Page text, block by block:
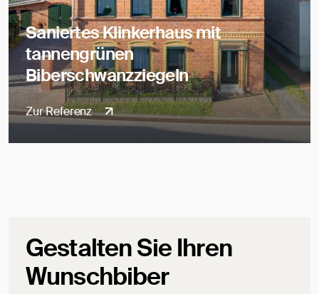
Saniertes Klinkerhaus mit
tannengrünen
Biberschwanzziegeln
Zur Referenz
Gestalten Sie Ihren
Wunschbiber